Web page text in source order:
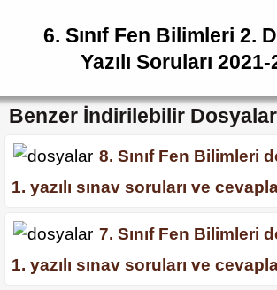
6. Sınıf Fen Bilimleri 2.
Yazılı Soruları
Benzer İndirilebilir Dosyalar
8. Sınıf Fen Bilimleri
1. yazılı sınav soruları ve
7. Sınıf Fen Bilimleri
1. yazılı sınav soruları ve